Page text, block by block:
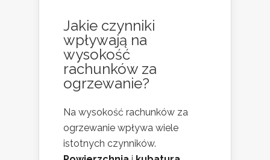
Jakie czynniki
wpływają na
wysokość
rachunków za
ogrzewanie?
Na wysokość rachunków za
ogrzewanie wpływa wiele
istotnych czynników.